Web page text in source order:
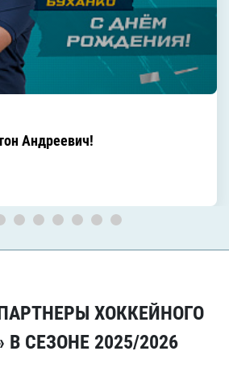
Андреевич!
ХОККЕЙНОГО
СЕЗОНЕ 2025/2026